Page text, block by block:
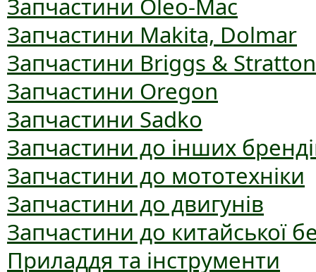
Запчастини Oleo-Mac
Запчастини Makita, Dolmar
Запчастини Briggs & Stratton
Запчастини Oregon
Запчастини Sadko
Запчастини до інших
Запчастини до мототехніки
Запчастини до двигунів
Запчастини до китайської
Приладдя та інструменти